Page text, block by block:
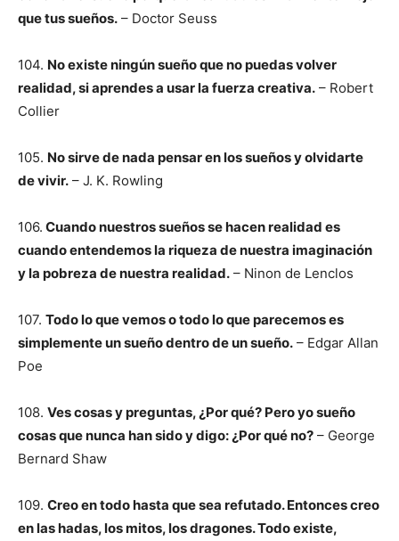
que tus sueños. – Doctor Seuss
104. No existe ningún sueño que no puedas volver
realidad, si aprendes a usar la fuerza creativa. – Robert
Collier
105. No sirve de nada pensar en los sueños y olvidarte
de vivir. – J. K. Rowling
106. Cuando nuestros sueños se hacen realidad es
cuando entendemos la riqueza de nuestra imaginación
y la pobreza de nuestra realidad. – Ninon de Lenclos
107. Todo lo que vemos o todo lo que parecemos es
simplemente un sueño dentro de un sueño. – Edgar Allan
Poe
108. Ves cosas y preguntas, ¿Por qué? Pero yo sueño
cosas que nunca han sido y digo: ¿Por qué no? – George
Bernard Shaw
109. Creo en todo hasta que sea refutado. Entonces creo
en las hadas, los mitos, los dragones. Todo existe,